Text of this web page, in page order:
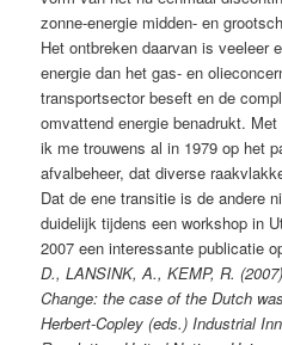
zonne-energie midden- en
Het ontbreken daarvan is veeleer
energie dan het gas- en
transportsector beseft en de
omvattend energie benadrukt.
ik me trouwens al in 1979 op het
afvalbeheer, dat diverse
Dat de ene transitie is de andere
duidelijk tijdens een workshop in
2007 een interessante publicatie
D., LANSINK, A., KEMP, R.
Change: the case of the Dutch
Herbert-Copley (eds.) Industrial